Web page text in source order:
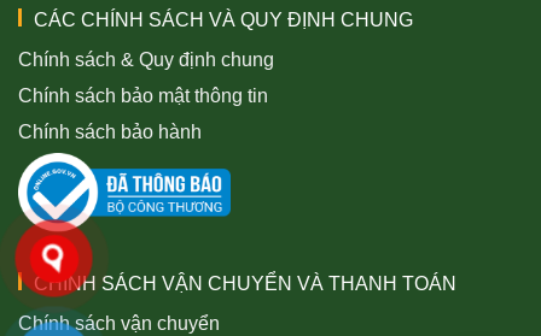
CÁC CHÍNH SÁCH VÀ QUY ĐỊNH CHUNG
Chính sách & Quy định chung
Chính sách bảo mật thông tin
Chính sách bảo hành
CHÍNH SÁCH VẬN CHUYỂN VÀ THANH TOÁN
Chính sách vận chuyển